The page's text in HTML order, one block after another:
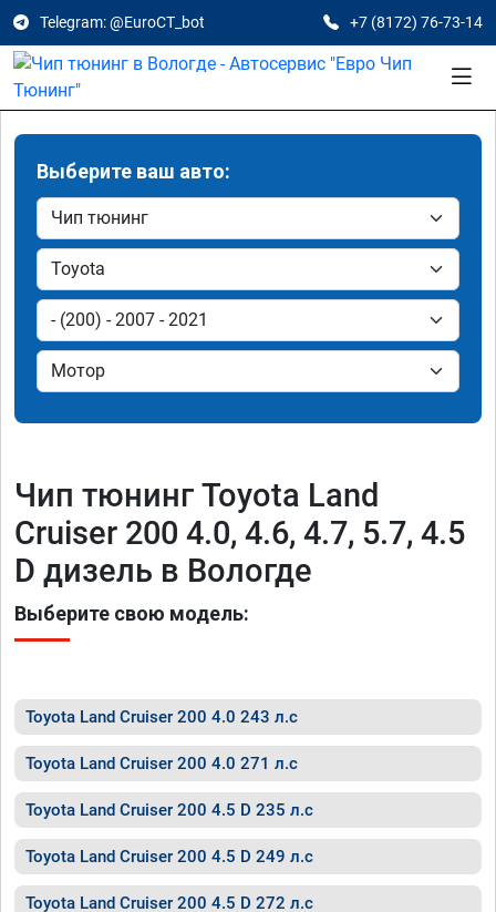
Telegram: @EuroCT_bot +7 (8172) 76-73-14
Выберите ваш авто:
Чип тюнинг Toyota Land
Cruiser 200 4.0, 4.6, 4.7, 5.7, 4.5
D дизель в Вологде
Выберите свою модель:
Toyota Land Cruiser 200 4.0 243 л.с
Toyota Land Cruiser 200 4.0 271 л.с
Toyota Land Cruiser 200 4.5 D 235 л.с
Toyota Land Cruiser 200 4.5 D 249 л.с
Toyota Land Cruiser 200 4.5 D 272 л.с